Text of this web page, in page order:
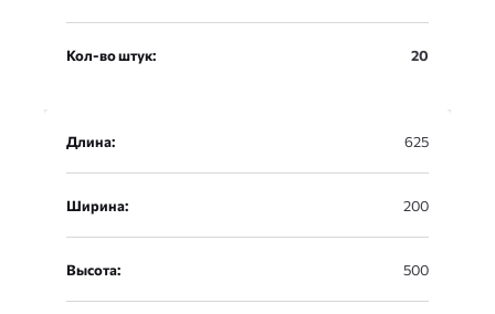
Кол-во штук: 20
Длина: 625
Ширина: 200
Высота: 500